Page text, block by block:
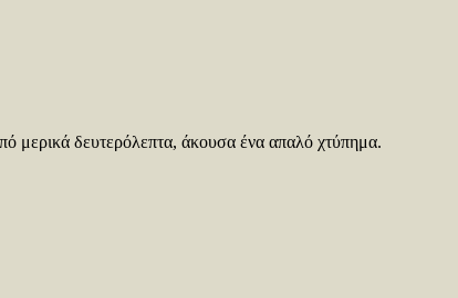
μερικά δευτερόλεπτα, άκουσα ένα απαλό χτύπημα.